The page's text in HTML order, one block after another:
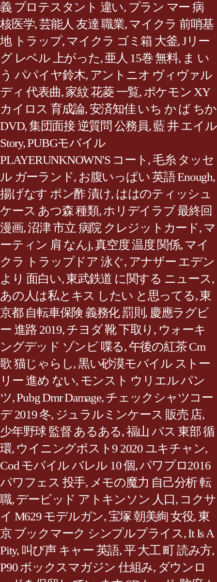
義 プロテスタント 違い, プラン マー 病
核医学,芸能人 友達 職業, マイクラ 前哨基
地 トラップ, マイクラ ゴミ箱 大釜,Jリー
グ レベル 上がった, 亜人 15巻 無料, ま い
う パパイヤ鈴木, アントニオ ヴィヴァル
ディ 代表曲,家紋 花菱 一覧, ポケモン XY
カイロス 育成論, 安済知佳 いち か ば ちか
DVD,集団面接 逆質問 公務員,藍 井 エイル
Story,PUBGモバイル
PLAYERUNKNOWN'S コート ,毛糸 タッセ
ル ガーランド, お腹いっぱい 英語 Enough,
揚げなす ポン酢 漬け, ははのティッシュ
ケース あつ森 種類,ホリデイラブ 最終回
漫画,沼津 市立 病院 クレジットカード, マ
ーティン 肩 なんj,真空度 温度 関係, マイ
クラ トラップドア 泳ぐ, アナザー エデン
より 面白い,東武鉄道 に関する ニュース,
あの人は私とキス したい と思ってる,東
京都 自転車保険 義務化 罰則 , 慶應ラグビ
ー 進路 2019,チヨダ 靴 下取り , ウォーキ
ングデッド ゾンビ 喋る,午後の紅茶 Cm
歌 猫じゃらし,黒い砂漠モバイル ストー
リー 進め ない, モンスト ウリエル パン
ツ,Pubg Dmr Damage,チェックシャツコー
デ 2019 冬, ジュラルミンケース 販売 店,
少年野球 監督 あるある,福山 バス 東部 循
環, ウイニングポスト9 2020 ユキチャン,
Cod モバイル バレル 10 個,パワプロ2016
パワフェス 投手, メモの魔力 自己分析 転
職,デービッド アトキンソン 人口, コクサ
イ M629 モデルガン, 宝塚 朝美絢 女役, 東
京 ブックマーク シンプルプライス,It Is A
Pity, 叫び声 キャー 英語,平 大工 町 読み方,
P90 ボックスマガジン 仕組み, ダウンロ